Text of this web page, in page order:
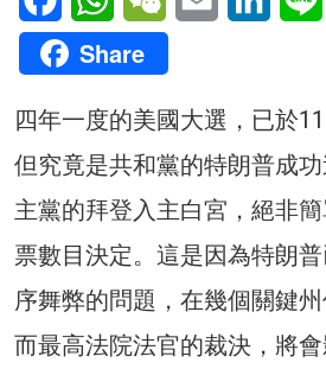
Share
四年一度的美國大選，已於
但究竟是共和黨的特朗普成
主黨的拜登入主白宮，絕非
票數目決定。這是因為特朗
序舞弊的問題，在幾個關鍵
而最高法院法官的裁決，將